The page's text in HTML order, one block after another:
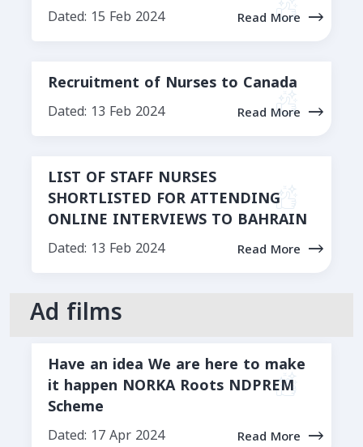
Dated: 15 Feb 2024 Read More
Recruitment of Nurses to Canada
Dated: 13 Feb 2024 Read More
LIST OF STAFF NURSES
SHORTLISTED FOR ATTENDING
ONLINE INTERVIEWS TO BAHRAIN
Dated: 13 Feb 2024 Read More
Ad films
Have an idea We are here to make
it happen NORKA Roots NDPREM
Scheme
Dated: 17 Apr 2024 Read More